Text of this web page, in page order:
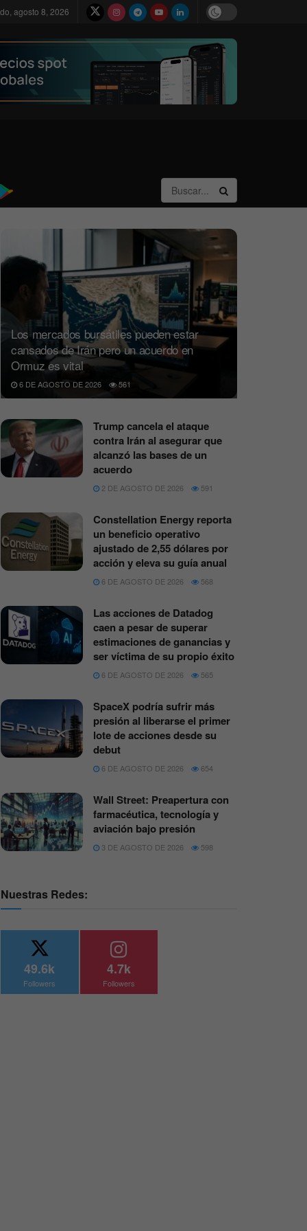
agosto 8, 2026
Los mercados bursátiles pueden estar
cansados de Irán pero un acuerdo en
Ormuz es vital
6 DE AGOSTO DE 2026 561
Trump cancela el ataque
contra Irán al asegurar que
alcanzó las bases de un
acuerdo
2 DE AGOSTO DE 2026 591
Constellation Energy reporta
un beneficio operativo
ajustado de 2,55 dólares por
acción y eleva su guía anual
6 DE AGOSTO DE 2026 568
Las acciones de Datadog
caen a pesar de superar
estimaciones de ganancias y
ser víctima de su propio éxito
6 DE AGOSTO DE 2026 565
SpaceX podría sufrir más
presión al liberarse el primer
lote de acciones desde su
debut
6 DE AGOSTO DE 2026 654
Wall Street: Preapertura con
farmacéutica, tecnología y
aviación bajo presión
3 DE AGOSTO DE 2026 598
Nuestras Redes:
49.6k
Followers
4.7k
Followers